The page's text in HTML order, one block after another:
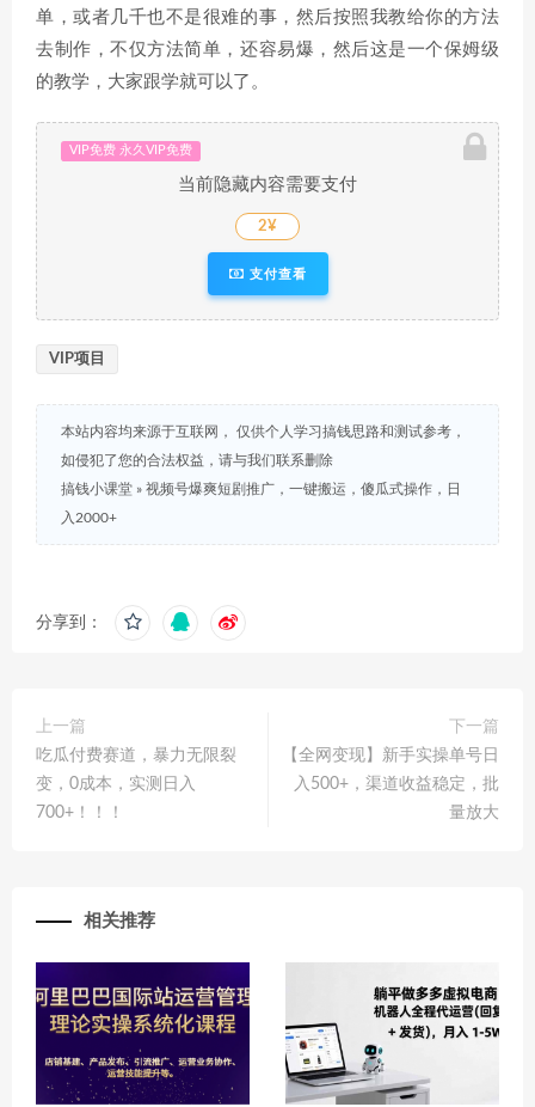
单，或者几千也不是很难的事，然后按照我教给你的方法
去制作，不仅方法简单，还容易爆，然后这是一个保姆级
的教学，大家跟学就可以了。
VIP免费 永久VIP免费
当前隐藏内容需要支付
2¥
支付查看
VIP项目
本站内容均来源于互联网， 仅供个人学习搞钱思路和测试参考，
如侵犯了您的合法权益，请与我们联系删除
搞钱小课堂 » 视频号爆爽短剧推广，一键搬运，傻瓜式操作，日
入2000+
分享到：
上一篇
吃瓜付费赛道，暴力无限裂
变，0成本，实测日入
700+！！！
下一篇
【全网变现】新手实操单号日
入500+，渠道收益稳定，批
量放大
相关推荐